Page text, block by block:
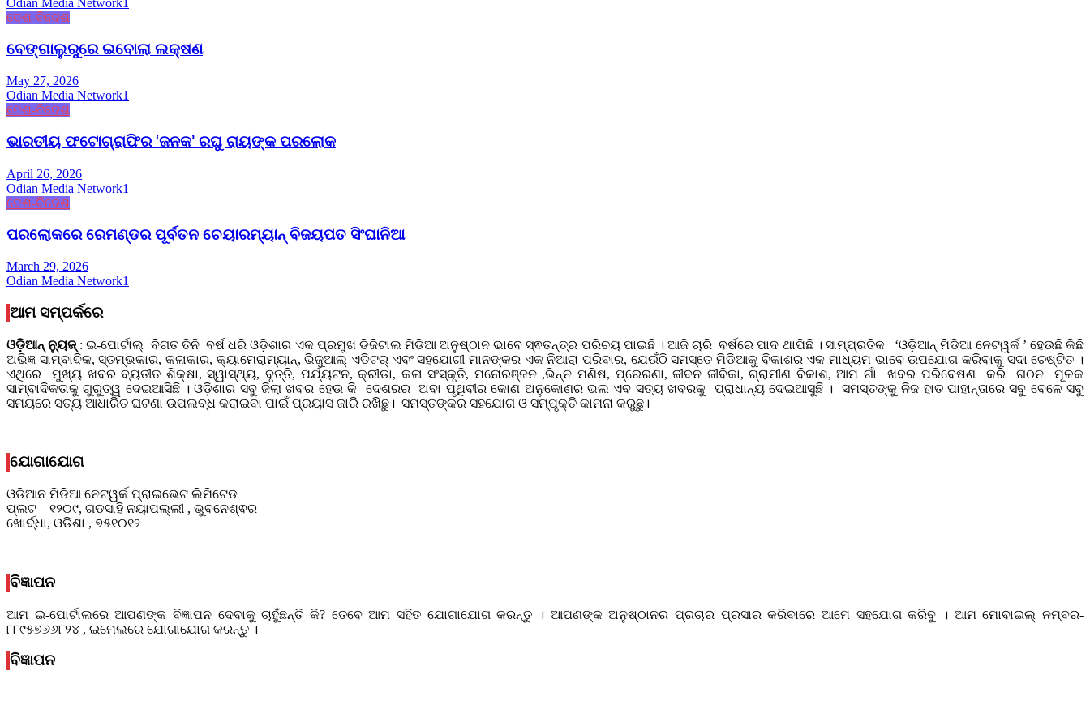
Odian Media Network1
ଦେଶ-ବିଦେଶ
ବେଙ୍ଗାଲୁରୁରେ ଇବୋଲା ଲକ୍ଷଣ
May 27, 2026
Odian Media Network1
ଦେଶ-ବିଦେଶ
ଭାରତୀୟ ଫଟୋଗ୍ରାଫିର ‘ଜନକ’ ରଘୁ ରାୟଙ୍କ ପରଲୋକ
April 26, 2026
Odian Media Network1
ଦେଶ-ବିଦେଶ
ପରଲୋକରେ ରେମଣ୍ଡର ପୂର୍ବତନ ଚେୟାରମ୍ୟାନ୍ ବିଜୟପତ ସିଂଘାନିଆ
March 29, 2026
Odian Media Network1
ଆମ ସମ୍ପର୍କରେ
ଓଡ଼ିଆନ୍‍ ନ୍ୟୁଜ୍‍ : ଇ-ପୋର୍ଟାଲ୍ ବିଗତ ତିନି ବର୍ଷ ଧରି ଓଡ଼ିଶାର ଏକ ପ୍ରମୁଖ ଡିଜିଟାଲ ମିଡିଆ ଅନୁଷ୍ଠାନ ଭାବେ ସ୍ଵତନ୍ତ୍ର ପରିଚୟ ପାଇଛି । ଆଜି ଚାରି ବର୍ଷରେ ପାଦ ଥାପିଛି । ସାମ୍ପ୍ରତିକ ‘ଓଡ଼ିଆନ୍‍ ମିଡିଆ ନେଟୱର୍କ ’ ହେଉଛି କିଛି
ଅଭିଜ୍ଞ ସାମ୍ବାଦିକ, ସ୍ତମ୍ଭକାର, କଳାକାର, କ୍ୟାମେରାମ୍ୟାନ୍, ଭିଜୁଆଲ୍ ଏଡିଟର୍ ଏବଂ ସହଯୋଗୀ ମାନଙ୍କର ଏକ ନିଆରା ପରିବାର, ଯେଉଁଠି ସମସ୍ତେ ମିଡିଆକୁ ବିକାଶର ଏକ ମାଧ୍ୟମ ଭାବେ ଉପଯୋଗ କରିବାକୁ ସଦା ଚେଷ୍ଟିତ ।
ଏଥିରେ ମୁଖ୍ୟ ଖବର ବ୍ୟତୀତ ଶିକ୍ଷା, ସ୍ୱାସ୍ଥ୍ୟ, ବୃତ୍ତି, ପର୍ଯ୍ୟଟନ, କ୍ରୀଡା, କଳା ସଂସ୍କୃତି, ମନୋରଞ୍ଜନ ,ଭିନ୍ନ ମଣିଷ, ପ୍ରେରଣା, ଜୀବନ ଜୀବିକା, ଗ୍ରାମୀଣ ବିକାଶ, ଆମ ଗାଁ ଖବର ପରିବେଷଣ କରି ଗଠନ ମୂଳକ
ସାମ୍ବାଦିକତାକୁ ଗୁରୁତ୍ୱ ଦେଇଆସିଛି । ଓଡ଼ିଶାର ସବୁ ଜିଲା ଖବର ହେଉ କି ଦେଶରର ଅବା ପୃଥିବୀର କୋଣ ଅନୁକୋଣର ଭଲ ଏବ ସତ୍ୟ ଖବରକୁ ପ୍ରାଧାନ୍ୟ ଦେଇଆସୁଛି । ସମସ୍ତଙ୍କୁ ନିଜ ହାତ ପାହାନ୍ତାରେ ସବୁ ବେଳେ ସବୁ
ସମୟରେ ସତ୍ୟ ଆଧାରିତ ଘଟଣା ଉପଲବ୍ଧ କରାଇବା ପାଇଁ ପ୍ରୟାସ ଜାରି ରଖିଛୁ। ସମସ୍ତଙ୍କର ସହଯୋଗ ଓ ସମ୍ପୃକ୍ତି କାମନା କରୁଛୁ।
ଯୋଗାଯୋଗ
ଓଡିଆନ ମିଡିଆ ନେଟୱର୍କ ପ୍ରାଇଭେଟ ଲିମିଟେଡ
ପ୍ଲଟ – ୧୨୦୯, ଗଡସାହି ନୟାପଲ୍ଲୀ , ଭୁବନେଶ୍ଵର
ଖୋର୍ଦ୍ଧା, ଓଡିଶା , ୭୫୧୦୧୨
ବିଜ୍ଞାପନ
ଆମ ଇ-ପୋର୍ଟାଲରେ ଆପଣଙ୍କ ବିଜ୍ଞାପନ ଦେବାକୁ ଚାହୁଁଛନ୍ତି କି? ତେବେ ଆମ ସହିତ ଯୋଗାଯୋଗ କରନ୍ତୁ । ଆପଣଙ୍କ ଅନୁଷ୍ଠାନର ପ୍ରଚାର ପ୍ରସାର କରିବାରେ ଆମେ ସହଯୋଗ କରିବୁ । ଆମ ମୋବାଇଲ୍ ନମ୍ବର-
୮୮୯୫୭୬୬୮୨୪ , ଇମେଲରେ ଯୋଗାଯୋଗ କରନ୍ତୁ ।
ବିଜ୍ଞାପନ